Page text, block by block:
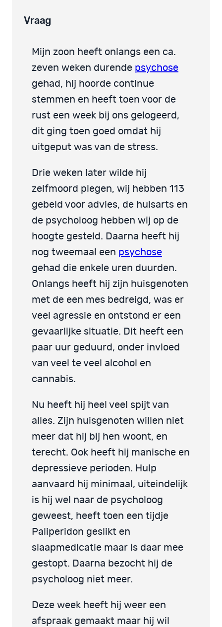
Vraag
Mijn zoon heeft onlangs een ca.
zeven weken durende psychose
gehad, hij hoorde continue
stemmen en heeft toen voor de
rust een week bij ons gelogeerd,
dit ging toen goed omdat hij
uitgeput was van de stress.
Drie weken later wilde hij
zelfmoord plegen, wij hebben 113
gebeld voor advies, de huisarts en
de psycholoog hebben wij op de
hoogte gesteld. Daarna heeft hij
nog tweemaal een psychose
gehad die enkele uren duurden.
Onlangs heeft hij zijn huisgenoten
met de een mes bedreigd, was er
veel agressie en ontstond er een
gevaarlijke situatie. Dit heeft een
paar uur geduurd, onder invloed
van veel te veel alcohol en
cannabis.
Nu heeft hij heel veel spijt van
alles. Zijn huisgenoten willen niet
meer dat hij bij hen woont, en
terecht. Ook heeft hij manische en
depressieve perioden. Hulp
aanvaard hij minimaal, uiteindelijk
is hij wel naar de psycholoog
geweest, heeft toen een tijdje
Paliperidon geslikt en
slaapmedicatie maar is daar mee
gestopt. Daarna bezocht hij de
psycholoog niet meer.
Deze week heeft hij weer een
afspraak gemaakt maar hij wil